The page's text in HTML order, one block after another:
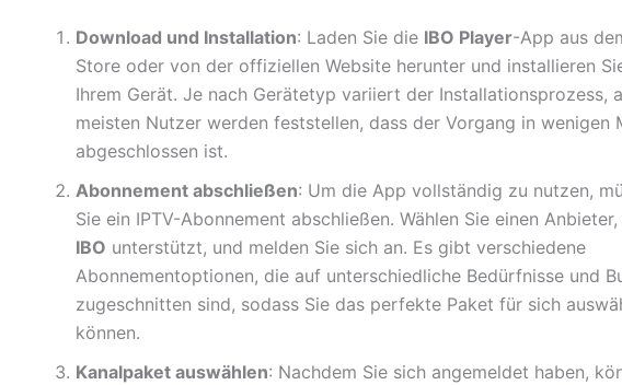
Download und Installation: Laden Sie die IBO Player-App aus
Store oder von der offiziellen Website herunter und installieren
Ihrem Gerät. Je nach Gerätetyp variiert der Installationsprozess,
meisten Nutzer werden feststellen, dass der Vorgang in wenigen
abgeschlossen ist.
Abonnement abschließen: Um die App vollständig zu nutzen,
Sie ein IPTV-Abonnement abschließen. Wählen Sie einen
IBO unterstützt, und melden Sie sich an. Es gibt verschiedene
Abonnementoptionen, die auf unterschiedliche Bedürfnisse und
zugeschnitten sind, sodass Sie das perfekte Paket für sich
können.
Kanalpaket auswählen: Nachdem Sie sich angemeldet haben,